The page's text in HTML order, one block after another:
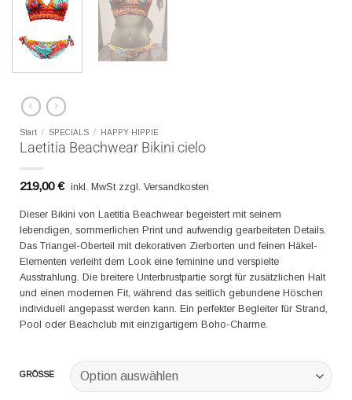
Start / SPECIALS / HAPPY HIPPIE
Laetitia Beachwear Bikini cielo
219,00€ inkl. MwSt zzgl. Versandkosten
Dieser Bikini von Laetitia Beachwear begeistert mit seinem
lebendigen, sommerlichen Print und aufwendig gearbeiteten Details.
Das Triangel-Oberteil mit dekorativen Zierborten und feinen Häkel-
Elementen verleiht dem Look eine feminine und verspielte
Ausstrahlung. Die breitere Unterbrustpartie sorgt für zusätzlichen Halt
und einen modernen Fit, während das seitlich gebundene Höschen
individuell angepasst werden kann. Ein perfekter Begleiter für Strand,
Pool oder Beachclub mit einzigartigem Boho-Charme.
GRÖSSE